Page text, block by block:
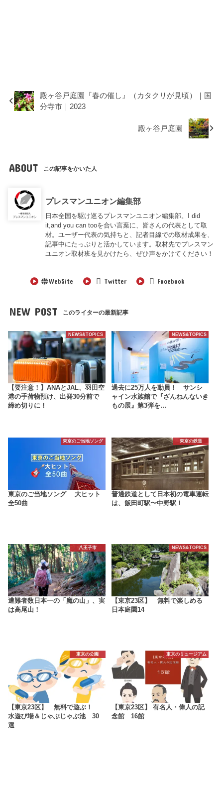
殿ヶ谷戸庭園『春の催し』（カタクリが見頃）｜国
分寺市｜2023
殿ヶ谷戸庭園
ABOUT この記事をかいた人
プレスマンユニオン編集部
日本全国を駆け巡るプレスマンユニオン編集部。I did
it,and you can tooを合い言葉に、皆さんの代表として取
材。ユーザー代表の気持ちと、記者目線での取材成果を、
記事中にたっぷりと活かしています。取材先でプレスマン
ユニオン取材班を見かけたら、ぜひ声をかけてください！
WebSite Twitter Facebook
NEW POST このライターの最新記事
NEWS&TOPICS
【要注意！】ANAとJAL、羽田空
港の手荷物預け、出発30分前で
締め切りに！
NEWS&TOPICS
過去に25万人を動員！ サンシ
ャイン水族館で『ざんねんないき
もの展』第3弾を…
東京のご当地ソング
東京のご当地ソング 大ヒット
全50曲
東京の鉄道
普通鉄道として日本初の電車運転
は、飯田町駅〜中野駅！
八王子市
遭難者数日本一の「魔の山」、実
は高尾山！
NEWS&TOPICS
【東京23区】 無料で楽しめる
日本庭園14
東京の公園
【東京23区】 無料で遊ぶ！
水遊び場＆じゃぶじゃぶ池 30
選
東京のミュージアム
【東京23区】 有名人・偉人の記
念館 16館